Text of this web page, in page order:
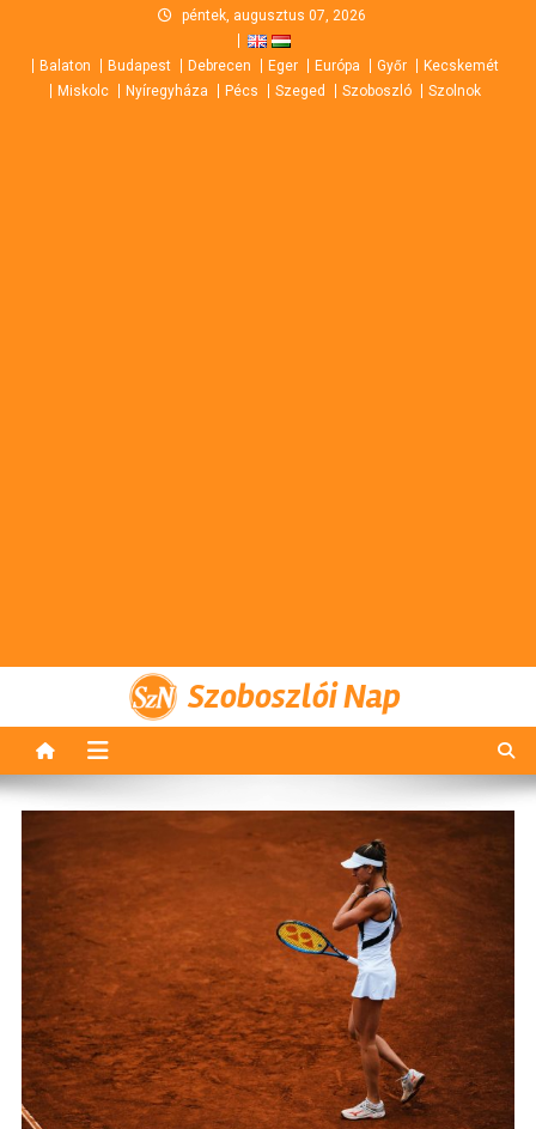
content
péntek, augusztus 07, 2026
Balaton Budapest Debrecen Eger Európa Győr
Kecskemét
Miskolc
Nyíregyháza Pécs Szeged Szoboszló Szolnok
Szoboszlói Nap